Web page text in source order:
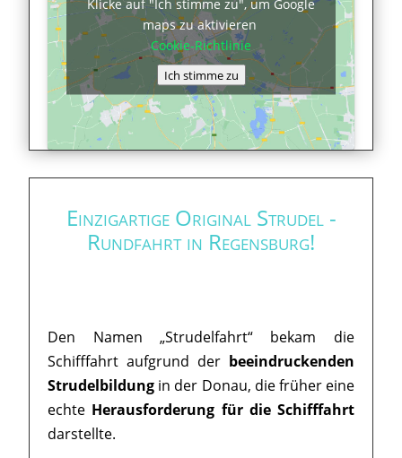
Klicke auf "Ich stimme zu", um Google
maps zu aktivieren
Cookie-Richtlinie
Ich stimme zu
Einzigartige Original Strudel -
Rundfahrt in Regensburg!
Den Namen „Strudelfahrt“ bekam die
Schifffahrt aufgrund der beeindruckenden
Strudelbildung in der Donau, die früher eine
echte Herausforderung für die Schifffahrt
darstellte.